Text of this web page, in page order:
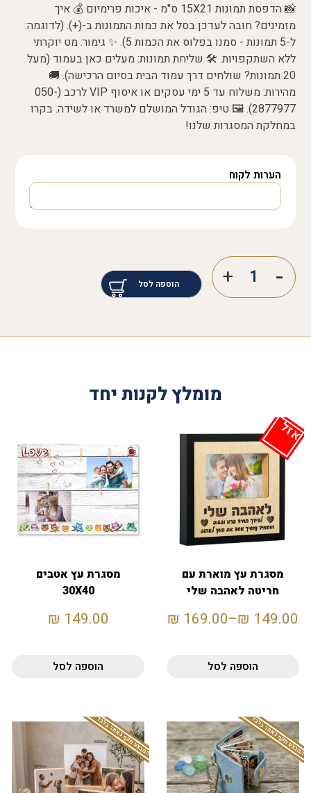
📸 הדפסת תמונות 15X21 ס"מ - איכות פרימיום 💰 איך
מזמינים? חובה לעדכן בסל את כמות התמונות ב-(+). (לדוגמה:
ל-5 תמונות - סמנו בפלוס את הכמות 5). ✨ גימור: מט יוקרתי
ללא השתקפויות. 🛠️ שליחת תמונות: מעלים כאן בעמוד (מעל
20 תמונות? שולחים דרך עמוד הבית בסיום הרכישה). 🚚
מהירות: משלוח עד 5 ימי עסקים או איסוף VIP לרכב (050-
2877977). 🖼️ טיפ: הגודל המושלם למשרד או לשידה. בקרו
במחלקת המסגרות שלנו!
הערות לקוח
הוספה לסל
מומלץ לקנות יחד
אזל
מסגרת עץ מוארת עם
חריטה לאהבה שלי
149.00
₪
–
169.00
₪
הוספה לסל
מסגרת עץ אטבים
30X40
149.00
₪
הוספה לסל
המבצע תקף באתר בלבד המבצע תקף באתר בלבד